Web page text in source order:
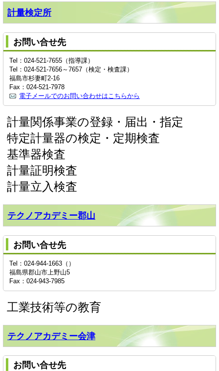
計量検定所
お問い合せ先
Tel：024-521-7655（指導課）
Tel：024-521-7656～7657（検定・検査課）
福島市杉妻町2-16
Fax：024-521-7978
電子メールでのお問い合わせはこちらから
計量関係事業の登録・届出・指定
特定計量器の検定・定期検査
基準器検査
計量証明検査
計量立入検査
テクノアカデミー郡山
お問い合せ先
Tel：024-944-1663（）
福島県郡山市上野山5
Fax：024-943-7985
工業技術等の教育
テクノアカデミー会津
お問い合せ先